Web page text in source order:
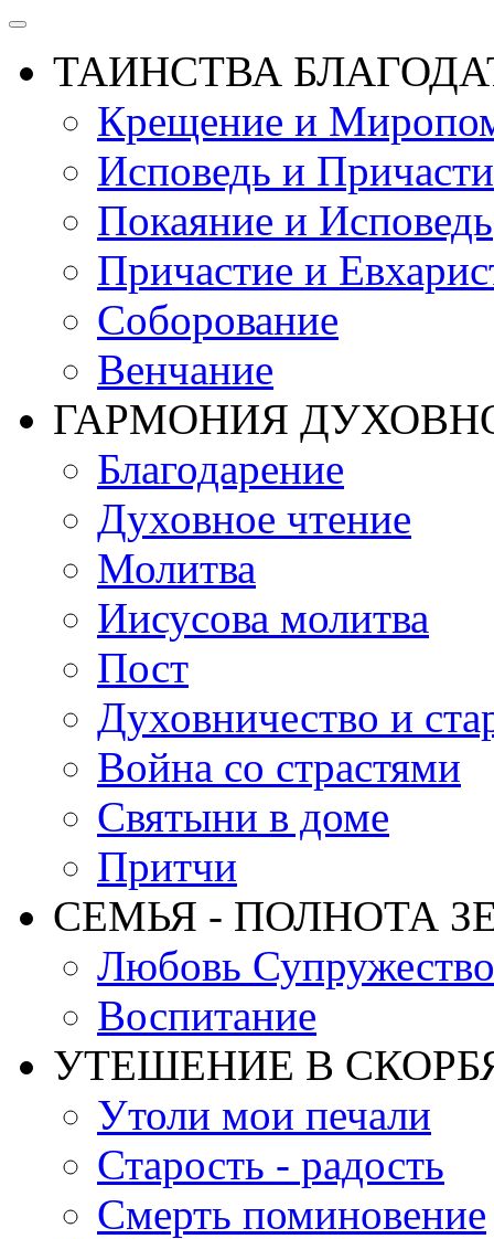
ТАИНСТВА
Крещение и
Исповедь и
Покаяние и Исповедь
Причастие и
Соборование
Венчание
ГАРМОНИЯ
Благодарение
Духовное чтение
Молитва
Иисусова молитва
Пост
Духовничество и
Война со страстями
Святыни в доме
Притчи
СЕМЬЯ - ПОЛНОТА
Любовь Супружество
Воспитание
УТЕШЕНИЕ В
Утоли мои печали
Старость - радость
Смерть поминовение